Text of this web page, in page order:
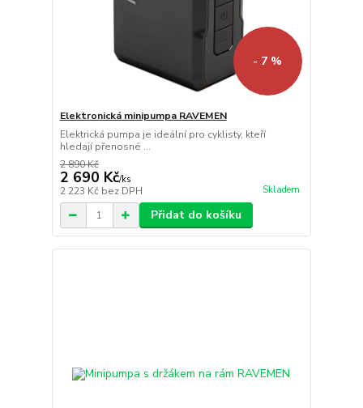
- 7 %
Elektronická minipumpa RAVEMEN
Elektrická pumpa je ideální pro cyklisty, kteří
hledají přenosné ...
2 890 Kč
2 690 Kč/ks
2 223 Kč bez DPH Skladem
Přidat do košíku